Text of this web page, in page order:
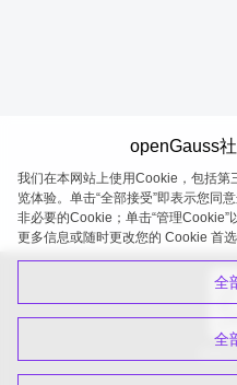
openGauss 2026-08-07
openGauss
我们在本网站上使用Cookie，包括第
览体验。单击“全部接受”即表示您同
非必要的Cookie；单击“管理
更多信息或随时更改您的 Cookie 首
全
全